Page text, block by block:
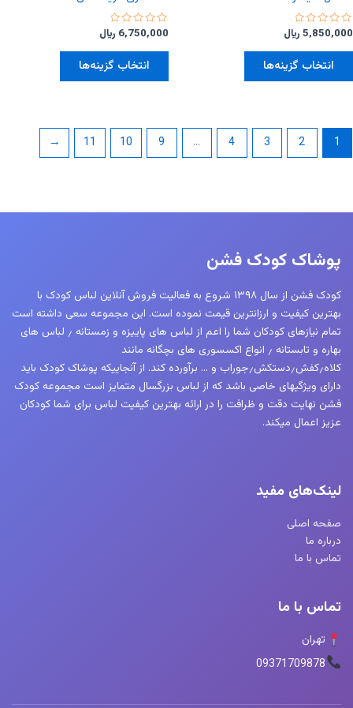
امتیاز
0
از
5,850,000 ﷼
انتخاب گزینه‌ها
این
مختلفی
می
در
محصول
انتخاب
شوند
امتیاز
0
از
6,750,000 ﷼
انتخاب گزینه‌ها
این
مختلفی
می
محصول
انتخاب
شوند
1
2
3
4
…
9
10
11
←
پوشاک کودک فشن
کودک فشن از سال ۱۳۹۸ شروع به فعالیت فروش آنلاین لباس کودک با
بهترین کیفیت و ارزانترین قیمت نموده است. این مجموعه سعی داشته است
تمام نیازهای کودکان شما را اعم از لباس های پاییزه و زمستانه ٫ لباس های
بهاره و تابستانه ٫ انواع اکسسوری های بچگانه مانند
کلاه٫کفش٫دستکش٫جوراب و … برآورده کند. از آنجاییکه پوشاک کودک باید
دارای ویژگیهای خاصی باشد که از لباس بزرگسال متمایز است مجموعه کودک
فشن نهایت دقت و ظرافت را در ارائه بهترین کیفیت لباس برای شما کودکان
عزیز اعمال میکند.
لینک‌های مفید
صفحه اصلی
درباره ما
تماس با ما
تماس با ما
تهران
09371709878